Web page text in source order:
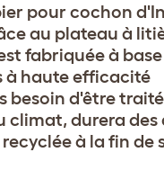
pour cochon
au plateau à
fabriquée à
à haute efficacité
besoin d'être
climat, durera des
à la fin de